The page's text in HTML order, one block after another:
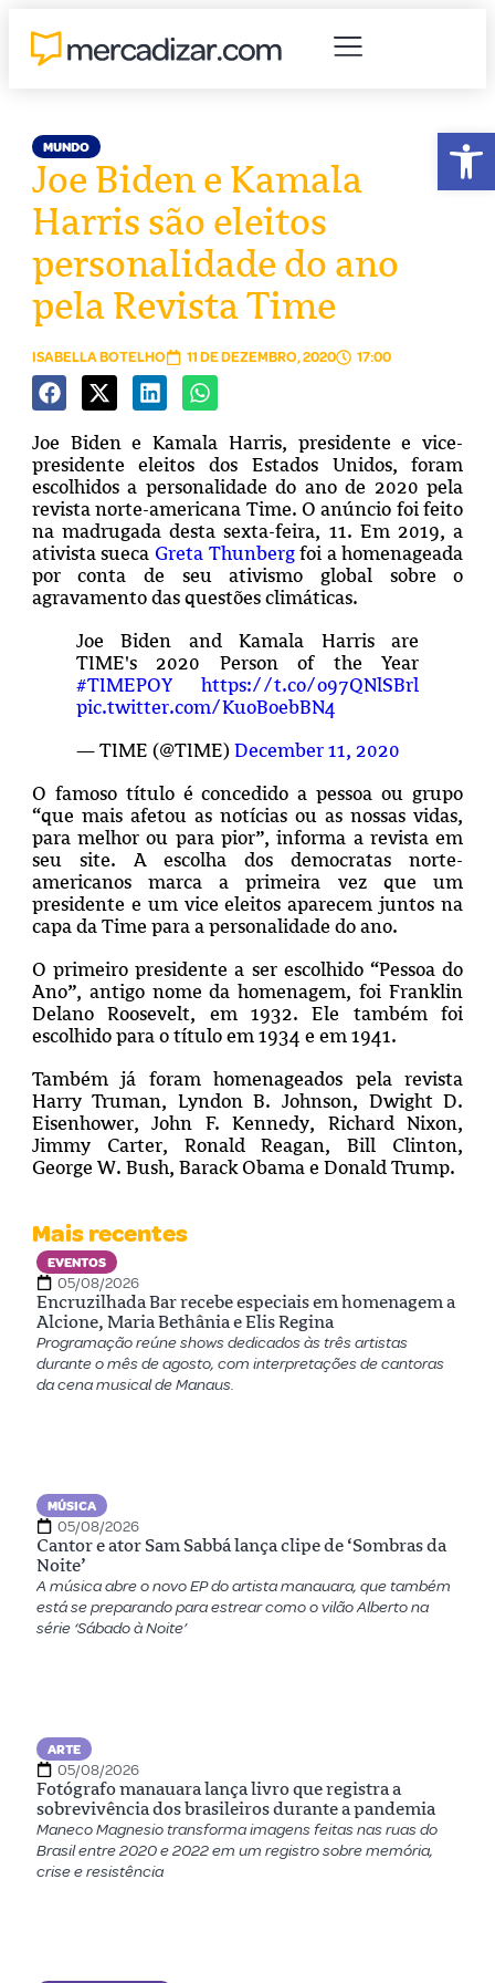
MUNDO
Joe Biden e Kamala
Harris são eleitos
personalidade do ano
pela Revista Time
ISABELLA BOTELHO 11 DE DEZEMBRO, 2020 17:00
Joe Biden e Kamala Harris, presidente e vice-
presidente eleitos dos Estados Unidos, foram
escolhidos a personalidade do ano de 2020 pela
revista norte-americana Time. O anúncio foi feito
na madrugada desta sexta-feira, 11. Em 2019, a
ativista sueca Greta Thunbergfoi a homenageada
por conta de seu ativismo global sobre o
agravamento das questões climáticas.
Joe Biden and Kamala Harris are
TIME's 2020 Person of the Year
#TIMEPOY
https://t.co/o97QNlSBrl
pic.twitter.com/KuoBoebBN4
— TIME (@TIME) December 11, 2020
O famoso título é concedido a pessoa ou grupo
“que mais afetou as notícias ou as nossas vidas,
para melhor ou para pior”, informa a revista em
seu site. A escolha dos democratas norte-
americanos marca a primeira vez que um
presidente e um vice eleitos aparecem juntos na
capa da Time para a personalidade do ano.
O primeiro presidente a ser escolhido “Pessoa do
Ano”, antigo nome da homenagem, foi Franklin
Delano Roosevelt, em 1932. Ele também foi
escolhido para o título em 1934 e em 1941.
Também já foram homenageados pela revista
Harry Truman, Lyndon B. Johnson, Dwight D.
Eisenhower, John F. Kennedy, Richard Nixon,
Jimmy Carter, Ronald Reagan, Bill Clinton,
George W. Bush, Barack Obama e Donald Trump.
Mais recentes
EVENTOS
05/08/2026
Encruzilhada Bar recebe especiais em homenagem a
Alcione, Maria Bethânia e Elis Regina
Programação reúne shows dedicados às três artistas
durante o mês de agosto, com interpretações de cantoras
da cena musical de Manaus.
MÚSICA
05/08/2026
Cantor e ator Sam Sabbá lança clipe de ‘Sombras da
Noite’
A música abre o novo EP do artista manauara, que também
está se preparando para estrear como o vilão Alberto na
série ‘Sábado à Noite’
ARTE
05/08/2026
Fotógrafo manauara lança livro que registra a
sobrevivência dos brasileiros durante a pandemia
Maneco Magnesio transforma imagens feitas nas ruas do
Brasil entre 2020 e 2022 em um registro sobre memória,
crise e resistência